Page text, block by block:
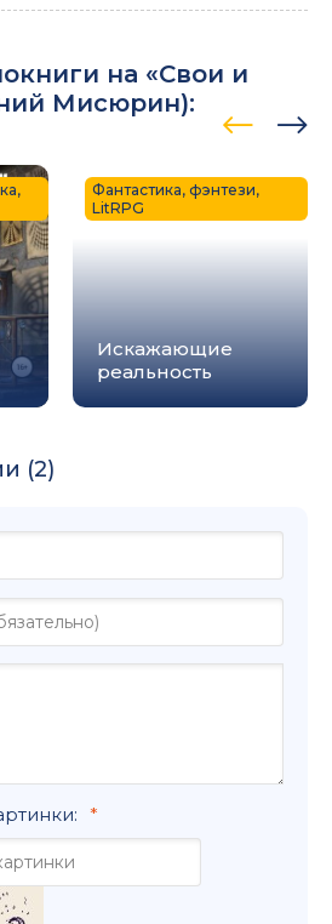
на «Свои и
Мисюрин):
Искажающие
реальность
Фантастика, фэнтези,
LitRPG
(2)